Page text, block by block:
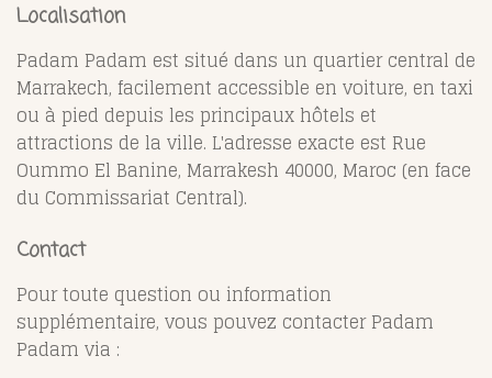
Localisation
Padam Padam est situé dans un quartier central de
Marrakech, facilement accessible en voiture, en taxi
ou à pied depuis les principaux hôtels et
attractions de la ville. L'adresse exacte est Rue
Oummo El Banine, Marrakesh 40000, Maroc (en face
du Commissariat Central).
Contact
Pour toute question ou information
supplémentaire, vous pouvez contacter Padam
Padam via :